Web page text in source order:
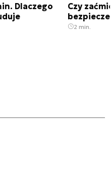
Dlaczego
Czy
2 min.